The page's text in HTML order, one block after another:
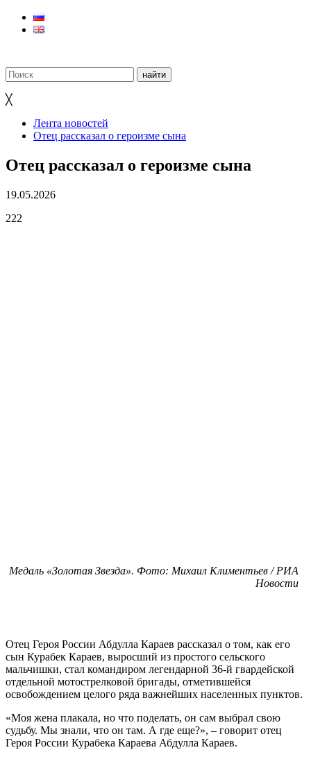
╳
Лента новостей
Отец рассказал о героизме сына
Отец рассказал о героизме сына
19.05.2026
222
Медаль «Золотая Звезда». Фото: Михаил Климентьев / РИА
Новости
Отец Героя России Абдулла Караев рассказал о том, как его
сын Курабек Караев, выросший из простого сельского
мальчишки, стал командиром легендарной 36-й гвардейской
отдельной мотострелковой бригады, отметившейся
освобождением целого ряда важнейших населенных пунктов.
«Моя жена плакала, но что поделать, он сам выбрал свою
судьбу. Мы знали, что он там. А где еще?», – говорит отец
Героя России Курабека Караева Абдулла Караев.